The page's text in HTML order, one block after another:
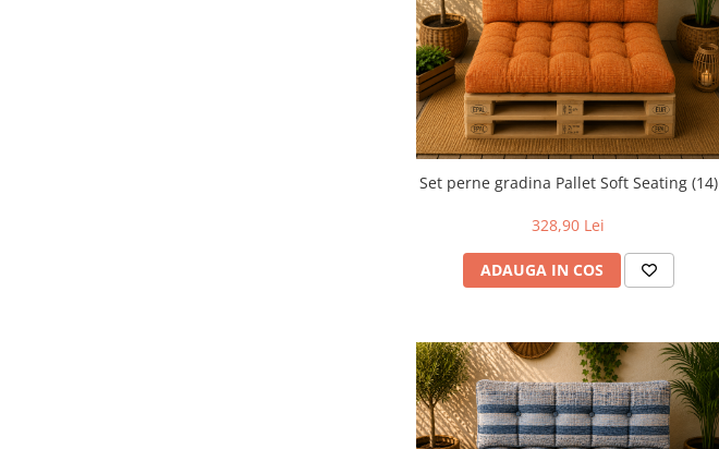
Set perne gradina Pallet Soft Seating (14)
328,90 Lei
ADAUGA IN COS